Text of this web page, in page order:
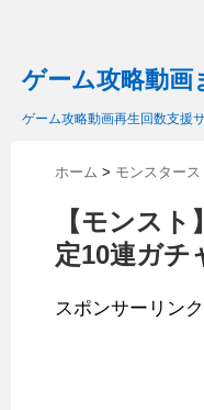
ゲーム攻略動画
ゲーム攻略動画再生回数支援
ホーム > モンスタース
【モンス
定10連ガ
スポンサーリンク